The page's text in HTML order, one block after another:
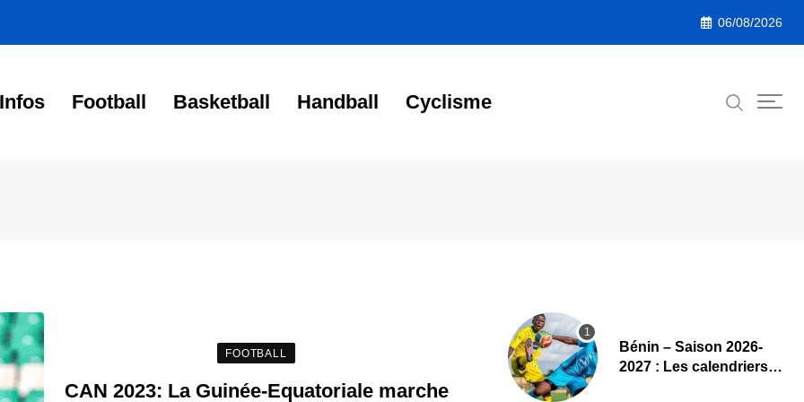
06/08/2026
Infos Football Basketball Handball Cyclisme
FOOTBALL
CAN 2023: La Guinée-Equatoriale marche
Bénin – Saison 2026-
2027 : Les calendriers